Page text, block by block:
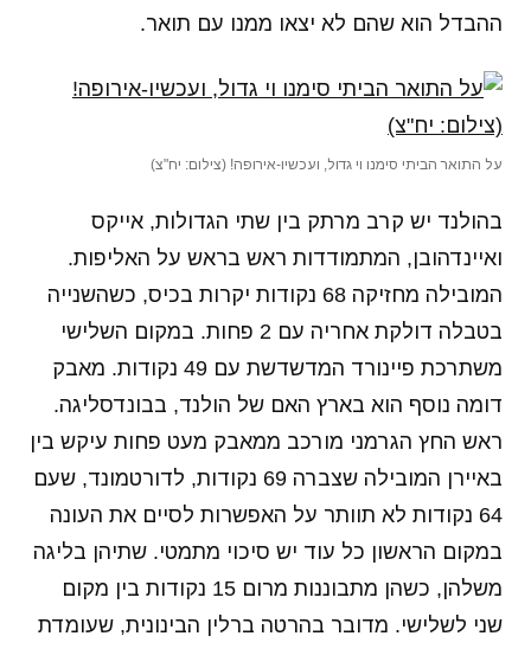
ההבדל הוא שהם לא יצאו ממנו עם תואר.
על התואר הביתי סימנו וי גדול, ועכשיו-אירופה! (צילום: יח"צ)
בהולנד יש קרב מרתק בין שתי הגדולות, אייקס
ואיינדהובן, המתמודדות ראש בראש על האליפות.
המובילה מחזיקה 68 נקודות יקרות בכיס, כשהשנייה
בטבלה דולקת אחריה עם 2 פחות. במקום השלישי
משתרכת פיינורד המדשדשת עם 49 נקודות. מאבק
דומה נוסף הוא בארץ האם של הולנד, בבונדסליגה.
ראש החץ הגרמני מורכב ממאבק מעט פחות עיקש בין
באיירן המובילה שצברה 69 נקודות, לדורטמונד, שעם
64 נקודות לא תוותר על האפשרות לסיים את העונה
במקום הראשון כל עוד יש סיכוי מתמטי. שתיהן בליגה
משלהן, כשהן מתבוננות מרום 15 נקודות בין מקום
שני לשלישי. מדובר בהרטה ברלין הבינונית, שעומדת